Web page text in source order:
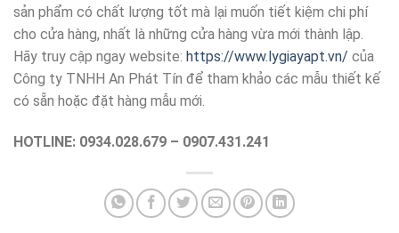
sản phẩm có chất lượng tốt mà lại muốn tiết kiệm chi phí
cho cửa hàng, nhất là những cửa hàng vừa mới thành lập.
Hãy truy cập ngay website: https://www.lygiayapt.vn/ của
Công ty TNHH An Phát Tín để tham khảo các mẫu thiết kế
có sẵn hoặc đặt hàng mẫu mới.
HOTLINE: 0934.028.679 – 0907.431.241